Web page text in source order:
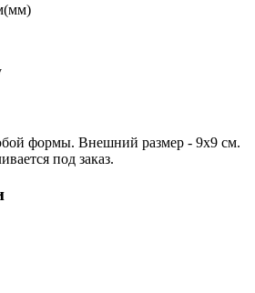
формы. Внешний размер - 9х9 см.
под заказ.